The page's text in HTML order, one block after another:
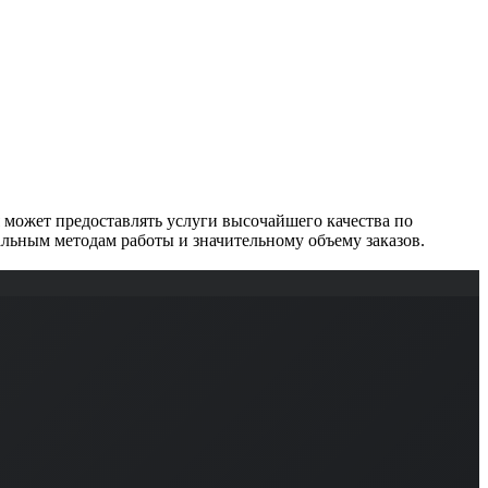
предоставлять услуги высочайшего качества по
методам работы и значительному объему заказов.